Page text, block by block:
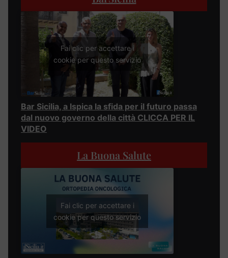
Fai clic per accettare i
cookie per questo servizio
Bar Sicilia, a Ispica la sfida per il futuro passa
dal nuovo governo della città CLICCA PER IL
VIDEO
La Buona Salute
Fai clic per accettare i
cookie per questo servizio